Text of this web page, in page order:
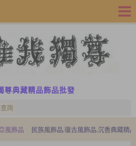
尊典藏精品飾品批發
詢
飾品,復古風飾品,沉香典藏精品,檜木典藏精品,